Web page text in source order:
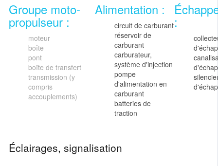
Groupe moto-
propulseur :
moteur
boîte
pont
boîte de transfert
transmission (y
compris
accouplements)
Alimentation :
circuit de carburant
réservoir de
carburant
carburateur,
système d'injection
pompe
d'alimentation en
carburant
batteries de
traction
:
Éclairages, signalisation